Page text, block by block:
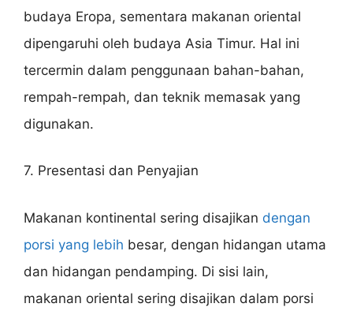
budaya Eropa, sementara makanan oriental
dipengaruhi oleh budaya Asia Timur. Hal ini
tercermin dalam penggunaan bahan-bahan,
rempah-rempah, dan teknik memasak yang
digunakan.
7. Presentasi dan Penyajian
Makanan kontinental sering disajikan dengan
porsi yang lebih besar, dengan hidangan utama
dan hidangan pendamping. Di sisi lain,
makanan oriental sering disajikan dalam porsi